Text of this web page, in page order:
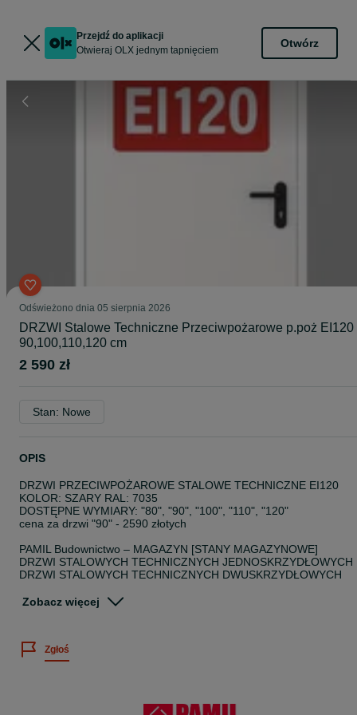
Przejdź do aplikacji
Otwieraj OLX jednym tapnięciem
Otwórz
Odświeżono dnia 05 sierpnia 2026
DRZWI Stalowe Techniczne Przeciwpożarowe p.poż EI120
90,100,110,120 cm
2 590 zł
Stan: Nowe
OPIS
DRZWI PRZECIWPOŻAROWE STALOWE TECHNICZNE EI120
KOLOR: SZARY RAL: 7035
DOSTĘPNE WYMIARY: "80", "90", "100", "110", "120"
cena za drzwi "90" - 2590 złotych
PAMIL Budownictwo – MAGAZYN [STANY MAGAZYNOWE]
DRZWI STALOWYCH TECHNICZNYCH JEDNOSKRZYDŁOWYCH
DRZWI STALOWYCH TECHNICZNYCH DWUSKRZYDŁOWYCH
JEDNOSKRZYDŁOWYCH
DRZWI PRZECIWPOŻAROWE EI120
Drzwi przeciwpożarowe UNIFORM są drzwiami rewersyjnymi,
• skrzydło z czterostronną przylgą składające się z podwójnie
Zobacz więcej
Zgłoś